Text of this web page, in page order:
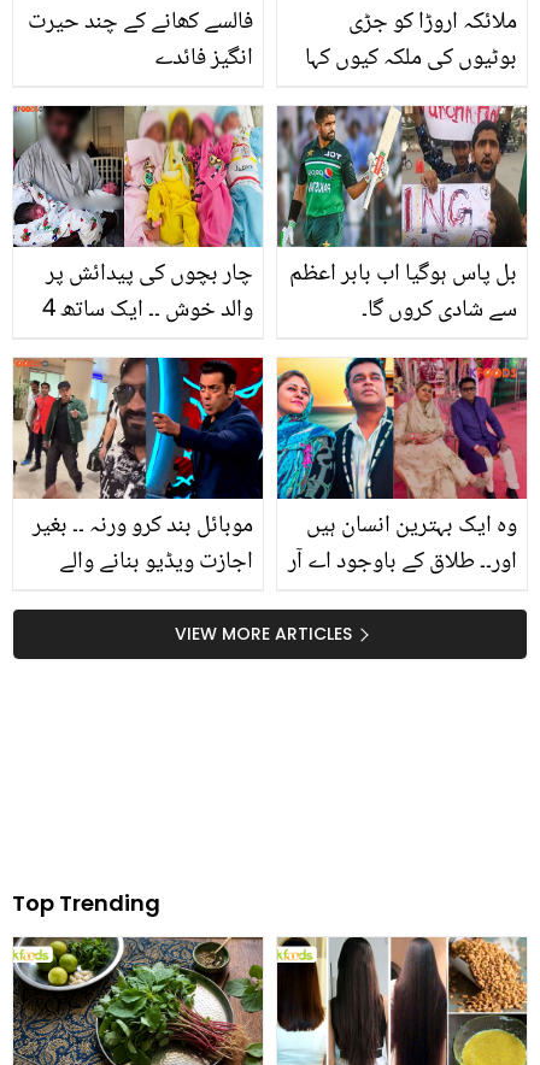
فالسے کھانے کے چند حیرت
انگیز فائدے
ملائکہ اروڑا کو جڑی
بوٹیوں کی ملکہ کیوں کہا
کا تیل کیوں پیتی ہیں؟
جان کر آپ ایک مرتبہ تو
ضرور استعمال کرنا چاہیں
گے
چار بچوں کی پیدائش پر
والد خوش ۔۔ ایک ساتھ 4
نام کیا رکھے؟ جذباتی کر
دیا
بل پاس ہوگیا اب بابر اعظم
سے شادی کروں گا۔
شروع! جہیز کا اعلان بھی
کردیا، ویڈیو دیکھیں
موبائل بند کرو ورنہ ۔۔ بغیر
اجازت ویڈیو بنانے والے
نے کیا کیا؟ ویڈیو وائرل
وہ ایک بہترین انسان ہیں
اور۔۔ طلاق کے باوجود اے آر
سوالات پر سابقہ اہلیہ
خاموش نہ رہ سکیں!
VIEW MORE ARTICLES
Top Trending